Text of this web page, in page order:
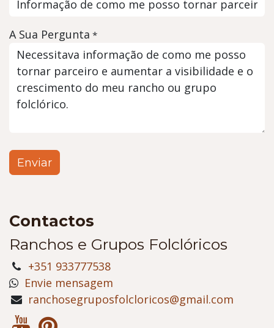
A Sua Pergunta *
Enviar
Contactos
Ranchos e Grupos Folclóricos
+351 933777538
Envie mensagem
ranchosegruposfolcloricos@gmail.com